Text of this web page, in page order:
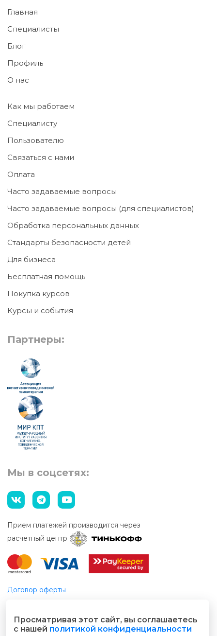
Главная
Специалисты
Блог
Профиль
О нас
Как мы работаем
Специалисту
Пользователю
Связаться с нами
Оплата
Часто задаваемые вопросы
Часто задаваемые вопросы (для специалистов)
Обработка персональных данных
Стандарты безопасности детей
Для бизнеса
Бесплатная помощь
Покупка курсов
Курсы и события
Партнеры:
Мы в соцсетях:
Прием платежей производится через
расчетный центр
Договор оферты
© 2026 Все права защищены
Просматривая этот сайт, вы соглашаетесь
с нашей политикой конфиденциальности